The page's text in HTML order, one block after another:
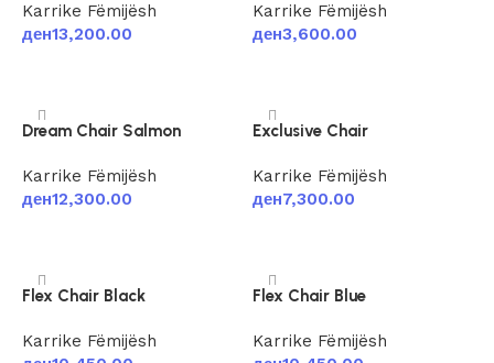
Karrike Fëmijësh
ден13,200.00
Karrike Fëmijësh
ден3,600.00
Dream Chair Salmon
Karrike Fëmijësh
ден12,300.00
Exclusive Chair
Karrike Fëmijësh
ден7,300.00
Flex Chair Black
Karrike Fëmijësh
Flex Chair Blue
Karrike Fëmijësh